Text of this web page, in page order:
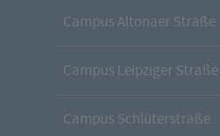
Campus Altonaer Straße
Campus Leipziger Straße
Campus Schlüterstraße